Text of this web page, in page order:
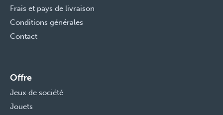
Frais et pays de livraison
Conditions générales
Contact
Offre
Jeux de société
Jouets